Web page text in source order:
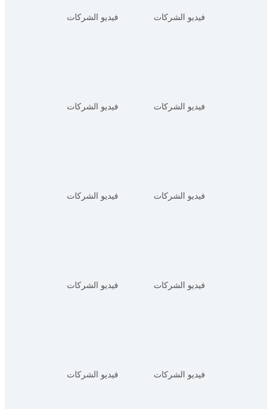
فيديو الشركات فيديو الشركات
فيديو الشركات فيديو الشركات
فيديو الشركات فيديو الشركات
فيديو الشركات فيديو الشركات
فيديو الشركات فيديو الشركات